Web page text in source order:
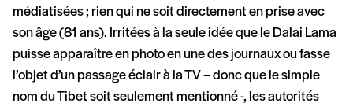
médiatisées ; rien qui ne soit directement en prise avec
son âge (81 ans). Irritées à la seule idée que le Dalai Lama
puisse apparaître en photo en une des journaux ou fasse
l’objet d’un passage éclair à la TV – donc que le simple
nom du Tibet soit seulement mentionné -, les autorités